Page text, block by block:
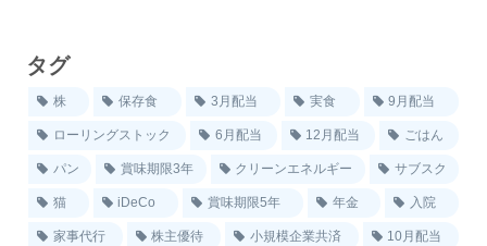
タグ
株 保存食 3月配当 実食 9月配当
ローリングストック 6月配当 12月配当 ごはん
パン 賞味期限3年 クリーンエネルギー サブスク
猫 iDeCo 賞味期限5年 年金 入院
家事代行 株主優待 小規模企業共済 10月配当